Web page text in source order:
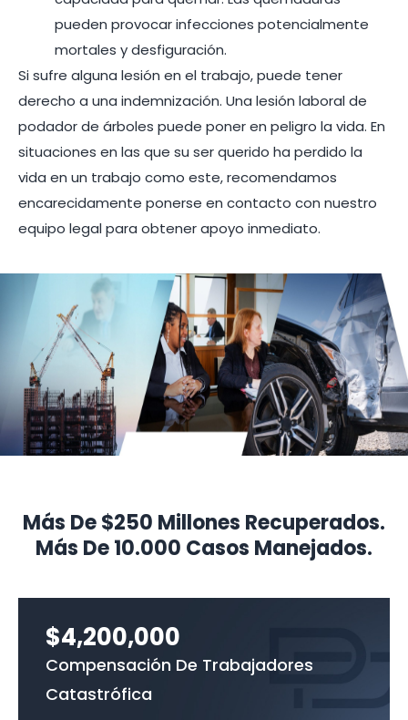
pueden provocar infecciones potencialmente
mortales y desfiguración.
Si sufre alguna lesión en el trabajo, puede tener
derecho a una indemnización. Una lesión laboral de
podador de árboles puede poner en peligro la vida. En
situaciones en las que su ser querido ha perdido la
vida en un trabajo como este, recomendamos
encarecidamente ponerse en contacto con nuestro
equipo legal para obtener apoyo inmediato.
Más De $250 Millones Recuperados.
Más De 10.000 Casos Manejados.
$4,200,000
Compensación De Trabajadores
Catastrófica